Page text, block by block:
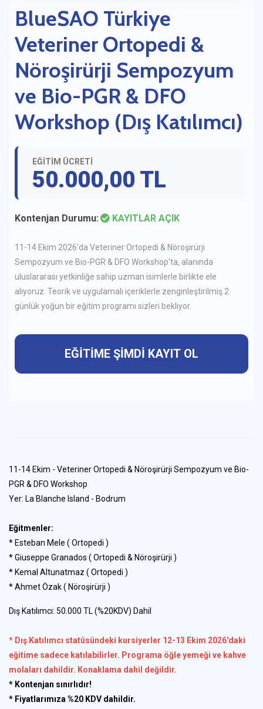
BlueSAO Türkiye
Veteriner Ortopedi &
Nöroşirürji Sempozyum
ve Bio-PGR & DFO
Workshop (Dış Katılımcı)
EĞİTİM ÜCRETİ
50.000,00 TL
Kontenjan Durumu: KAYITLAR AÇIK
11-14 Ekim 2026'da Veteriner Ortopedi & Nöroşirürji
Sempozyum ve Bio-PGR & DFO Workshop'ta, alanında
uluslararası yetkinliğe sahip uzman isimlerle birlikte ele
alıyoruz. Teorik ve uygulamalı içeriklerle zenginleştirilmiş 2
günlük yoğun bir eğitim programı sizleri bekliyor.
EĞİTİME ŞİMDİ KAYIT OL
11-14 Ekim - Veteriner Ortopedi & Nöroşirürji Sempozyum ve Bio-
PGR & DFO Workshop
Yer: La Blanche Island - Bodrum
Eğitmenler:
* Esteban Mele ( Ortopedi )
* Giuseppe Granados ( Ortopedi & Nöroşirürji )
* Kemal Altunatmaz ( Ortopedi )
* Ahmet Özak ( Nöroşirürji )
Dış Katılımcı: 50.000 TL (%20KDV) Dahil
* Dış Katılımcı statüsündeki kursiyerler 12-13 Ekim 2026'daki
eğitime sadece katılabilirler. Programa öğle yemeği ve kahve
molaları dahildir. Konaklama dahil değildir.
* Kontenjan sınırlıdır!
* Fiyatlarımıza %20 KDV dahildir.